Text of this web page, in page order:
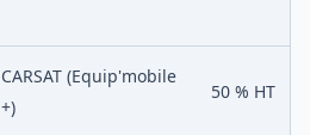
CARSAT (Equip'mobile
+)
50 % HT